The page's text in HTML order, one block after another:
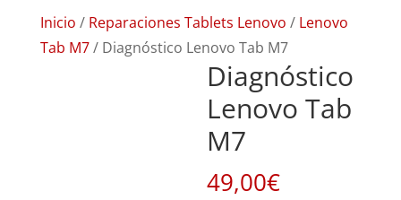
Inicio / Reparaciones Tablets Lenovo / Lenovo
Tab M7/ Diagnóstico Lenovo Tab M7
Diagnóstico
Lenovo Tab
M7
49,00€